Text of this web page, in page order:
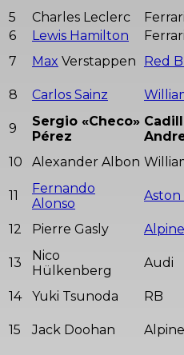
5
Charles Leclerc Ferrari
6
Lewis Hamilton Ferrari
7
Max Verstappen Red
8 Carlos Sainz
9
Sergio «Checo»
Pérez
10 Alexander Albon
11
Fernando
Alonso
Aston
12 Pierre Gasly Alpine
13
Nico
Hülkenberg
Audi
14 Yuki Tsunoda RB
15 Jack Doohan Alpine